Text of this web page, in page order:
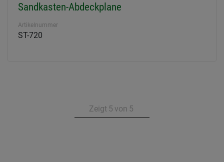
Sandkasten-Abdeckplane
Artikelnummer
ST-720
Zeigt 5 von 5